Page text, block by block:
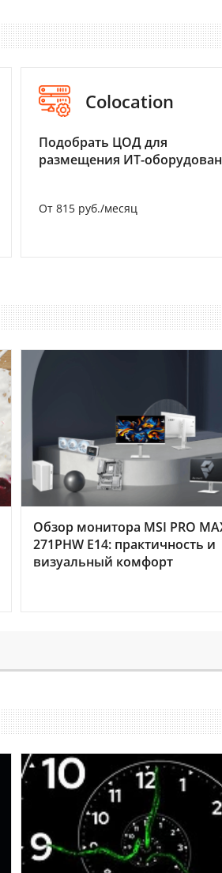
Colocation
Подобрать ЦОД для
размещения ИТ-
От 815 руб./месяц
Обзор монитора MSI PRO
271PHW E14: практичность и
визуальный комфорт